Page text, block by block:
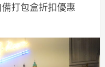
打包盒折扣優惠